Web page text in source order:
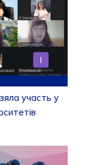
участь у